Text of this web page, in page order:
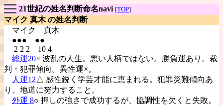
21世紀の姓名判断命名navi [TOP]
マイク 真木 の姓名判断
マイク 真木
●●● ●●
2 2 2 10 4
総運20× 波乱の人生。悪い人柄ではない。勝負運あり。裁
判・犯罪傾向。異性運×。
人運12△ 感性鋭く学芸才能に恵まれる。犯罪災難傾向あ
り。地道に努力すること。
外運 8○ 押しの強さで成功するが、協調性を欠くと失敗。